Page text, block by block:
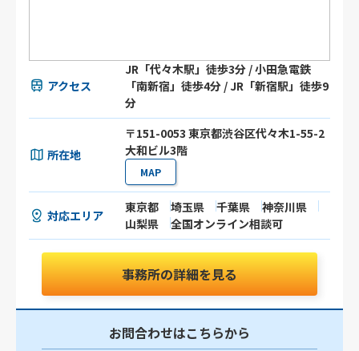
アクセス
JR「代々木駅」徒歩3分 / 小田急電鉄
「南新宿」徒歩4分 / JR「新宿駅」徒歩9
分
所在地
〒151-0053 東京都渋谷区代々木1-55-2
大和ビル3階
MAP
対応エリア
東京都 埼玉県 千葉県
神奈川県
山梨県
全国オンライン相談可
事務所の詳細を見る
お問合わせはこちらから